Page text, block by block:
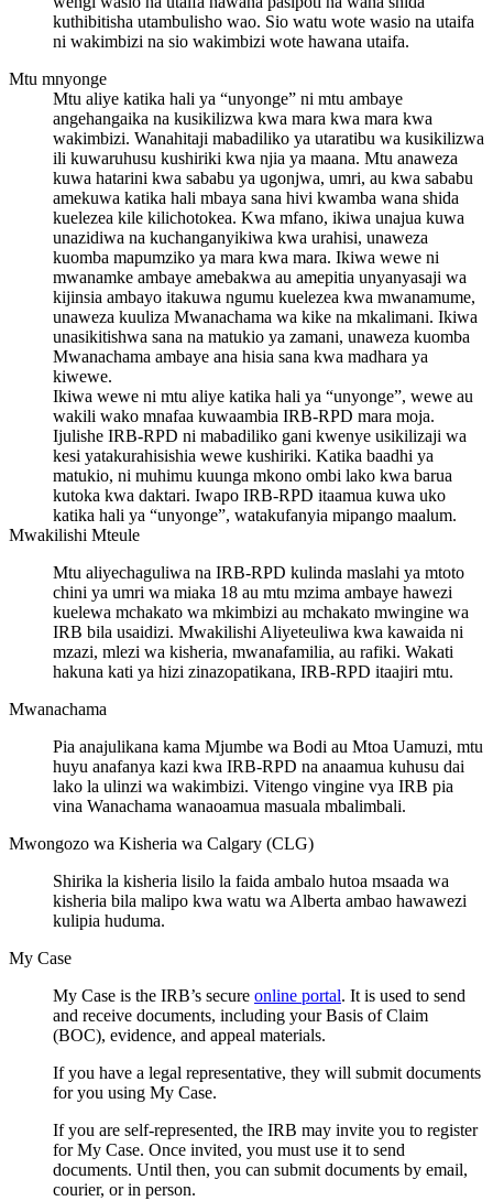
kuthibitisha utambulisho wao. Sio watu wote wasio na utaifa
ni wakimbizi na sio wakimbizi wote hawana utaifa.
Mtu mnyonge
Mtu aliye katika hali ya “unyonge” ni mtu ambaye
angehangaika na kusikilizwa kwa mara kwa mara kwa
wakimbizi. Wanahitaji mabadiliko ya utaratibu wa kusikilizwa
ili kuwaruhusu kushiriki kwa njia ya maana. Mtu anaweza
kuwa hatarini kwa sababu ya ugonjwa, umri, au kwa sababu
amekuwa katika hali mbaya sana hivi kwamba wana shida
kuelezea kile kilichotokea. Kwa mfano, ikiwa unajua kuwa
unazidiwa na kuchanganyikiwa kwa urahisi, unaweza
kuomba mapumziko ya mara kwa mara. Ikiwa wewe ni
mwanamke ambaye amebakwa au amepitia unyanyasaji wa
kijinsia ambayo itakuwa ngumu kuelezea kwa mwanamume,
unaweza kuuliza Mwanachama wa kike na mkalimani. Ikiwa
unasikitishwa sana na matukio ya zamani, unaweza kuomba
Mwanachama ambaye ana hisia sana kwa madhara ya
kiwewe.
Ikiwa wewe ni mtu aliye katika hali ya “unyonge”, wewe au
wakili wako mnafaa kuwaambia IRB-RPD mara moja.
Ijulishe IRB-RPD ni mabadiliko gani kwenye usikilizaji wa
kesi yatakurahisishia wewe kushiriki. Katika baadhi ya
matukio, ni muhimu kuunga mkono ombi lako kwa barua
kutoka kwa daktari. Iwapo IRB-RPD itaamua kuwa uko
katika hali ya “unyonge”, watakufanyia mipango maalum.
Mwakilishi Mteule
Mtu aliyechaguliwa na IRB-RPD kulinda maslahi ya mtoto
chini ya umri wa miaka 18 au mtu mzima ambaye hawezi
kuelewa mchakato wa mkimbizi au mchakato mwingine wa
IRB bila usaidizi. Mwakilishi Aliyeteuliwa kwa kawaida ni
mzazi, mlezi wa kisheria, mwanafamilia, au rafiki. Wakati
hakuna kati ya hizi zinazopatikana, IRB-RPD itaajiri mtu.
Mwanachama
Pia anajulikana kama Mjumbe wa Bodi au Mtoa Uamuzi, mtu
huyu anafanya kazi kwa IRB-RPD na anaamua kuhusu dai
lako la ulinzi wa wakimbizi. Vitengo vingine vya IRB pia
vina Wanachama wanaoamua masuala mbalimbali.
Mwongozo wa Kisheria wa Calgary (CLG)
Shirika la kisheria lisilo la faida ambalo hutoa msaada wa
kisheria bila malipo kwa watu wa Alberta ambao hawawezi
kulipia huduma.
My Case
My Case is the IRB’s secure online portal. It is used to send
and receive documents, including your Basis of Claim
(BOC), evidence, and appeal materials.
If you have a legal representative, they will submit documents
for you using My Case.
If you are self-represented, the IRB may invite you to register
for My Case. Once invited, you must use it to send
documents. Until then, you can submit documents by email,
courier, or in person.